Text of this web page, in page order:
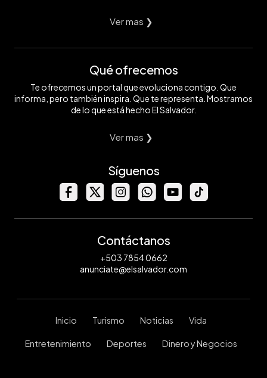
Ver mas ❯
Qué ofrecemos
Te ofrecemos un portal que evoluciona contigo. Que
informa, pero también inspira. Que te representa. Mostramos
de lo que está hecho El Salvador.
Ver mas ❯
Síguenos
Contáctanos
+503 7854 0662
anunciate@elsalvador.com
Inicio Turismo Noticias Vida
Entretenimiento Deportes Dinero y Negocios